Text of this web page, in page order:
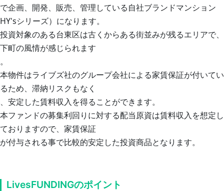
で企画、開発、販売、管理している自社ブランドマンション
HY'sシリーズ）になります。
投資対象のある台東区は古くからある街並みが残るエリアで、
下町の風情が感じられます
。
本物件はライブズ社のグループ会社による家賃保証が付いてい
るため、滞納リスクもなく
、安定した賃料収入を得ることができます。
本ファンドの募集利回りに対する配当原資は賃料収入を想定し
ておりますので、家賃保証
が付与される事で比較的安定した投資商品となります。
LivesFUNDINGのポイント